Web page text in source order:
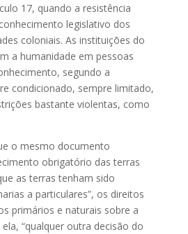
17, quando a resistência
legislativo dos
coloniais. As instituições do
a humanidade em pessoas
segundo a
condicionado, sempre limitado,
bastante violentas, como
o mesmo documento
obrigatório das terras
as terras tenham sido
a particulares”, os direitos
primários e naturais sobre a
“qualquer outra decisão do